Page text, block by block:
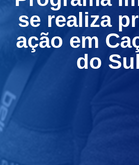
se realiza
ação em
do Sul